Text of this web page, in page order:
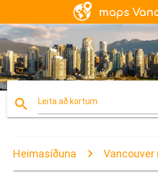
search Leita að kortum
Heimasíðuna Vancouver